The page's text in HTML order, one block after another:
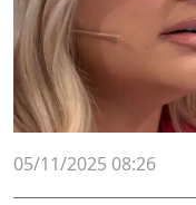
05/11/2025 08:26